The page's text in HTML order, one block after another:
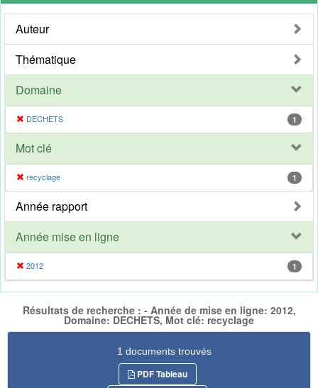
Auteur
Thématique
Domaine
DECHETS 1
Mot clé
recyclage 1
Année rapport
Année mise en ligne
2012 1
Résultats de recherche : - Année de mise en ligne: 2012,
Domaine: DECHETS, Mot clé: recyclage
1 documents trouvés
PDF Tableau